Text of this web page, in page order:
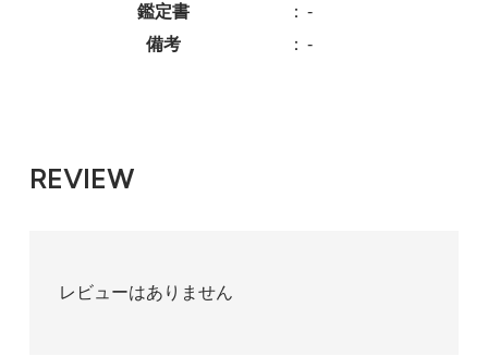
鑑定書 ： -
備考
： -
REVIEW
レビューはありません